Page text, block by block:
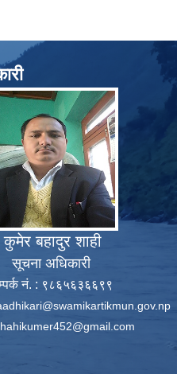
कुमेर बहादुर शाही
सूचना अधिकारी
नं. : ९८६५६३६६९९